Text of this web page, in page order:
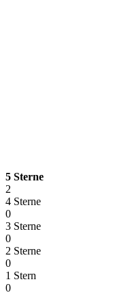
5 Sterne
2
4 Sterne
0
3 Sterne
0
2 Sterne
0
1 Stern
0